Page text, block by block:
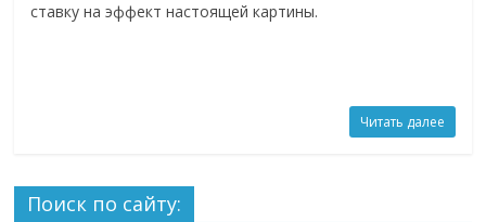
ставку на эффект настоящей картины.
Читать далее
Поиск по сайту: